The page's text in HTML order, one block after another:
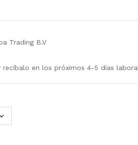
Trading B.V
recíbalo en los próximos 4-5 días